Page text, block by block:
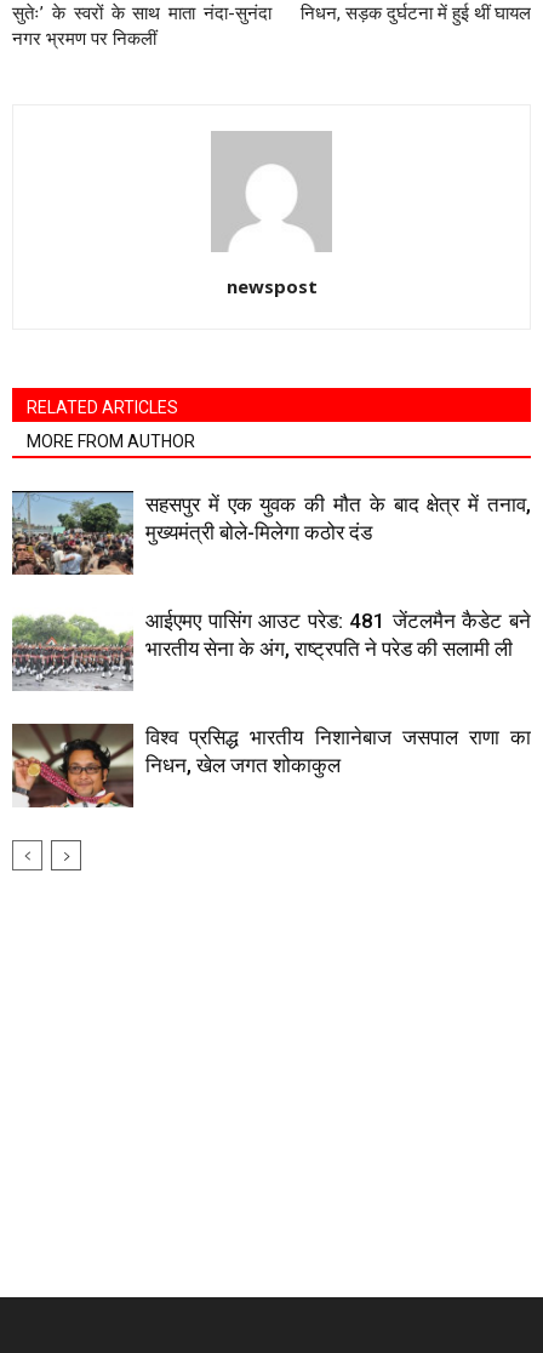
सुतेः’ के स्वरों के साथ माता नंदा-सुनंदा
नगर भ्रमण पर निकलीं
निधन, सड़क दुर्घटना में हुई थीं घायल
newspost
RELATED ARTICLES
MORE FROM AUTHOR
सहसपुर में एक युवक की मौत के बाद क्षेत्र में तनाव,
मुख्यमंत्री बोले-मिलेगा कठोर दंड
आईएमए पासिंग आउट परेड: 481 जेंटलमैन कैडेट बने
भारतीय सेना के अंग, राष्ट्रपति ने परेड की सलामी ली
विश्व प्रसिद्ध भारतीय निशानेबाज जसपाल राणा का
निधन, खेल जगत शोकाकुल